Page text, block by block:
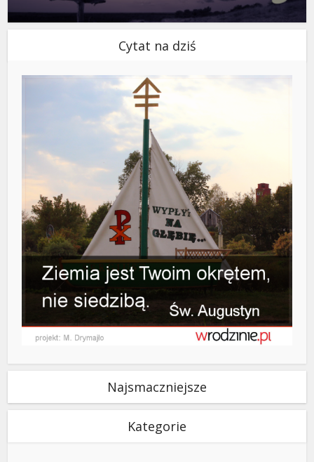
Cytat na dziś
Najsmaczniejsze
Kategorie